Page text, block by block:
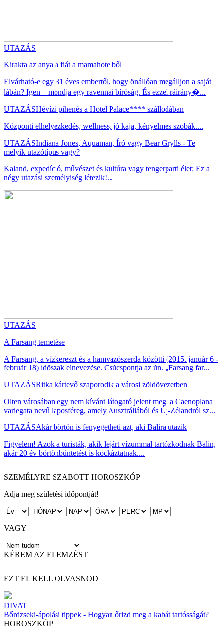
UTAZÁS
Kirakta az anya a fiát a mamahotelből
Elvárható-e egy 31 éves embertől, hogy önállóan megálljon a saját
lábán? Igen – mondja egy ravennai bíróság. És ezzel ráirány�...
UTAZÁSHévízi pihenés a Hotel Palace**** szállodában
Központi elhelyezkedés, wellness, jó kaja, kényelmes szobák....
UTAZÁSIndiana Jones, Aquaman, Író vagy Bear Grylls - Te
melyik utazótípus vagy?
Kaland, expedíció, művészet és kultúra vagy tengerparti élet: Ez a
négy utazási személyiség létezik!...
UTAZÁS
A Farsang temetése
A Farsang, a vízkereszt és a hamvazószerda közötti (2015. január 6 -
február 18) időszak elnevezése. Csúcspontja az ún. „Farsang far...
UTAZÁSRitka kártevő szaporodik a városi zöldövezetben
Olten városában egy nem kívánt látogató jelent meg: a Caenoplana
variegata nevű laposféreg, amely Ausztráliából és Új-Zélandról sz...
UTAZÁSAkár börtön is fenyegetheti azt, aki Balira utazik
Figyelem! Azok a turisták, akik lejárt vízummal tartózkodnak Balin,
akár 20 év börtönbüntetést is kockáztatnak....
SZEMÉLYRE SZABOTT HOROSZKÓP
Adja meg születési időpontját!
VAGY
KÉREM AZ ELEMZÉST
EZT EL KELL OLVASNOD
DIVAT
Bőrdzseki-ápolási tippek - Hogyan őrizd meg a kabát tartósságát?
HOROSZKÓP